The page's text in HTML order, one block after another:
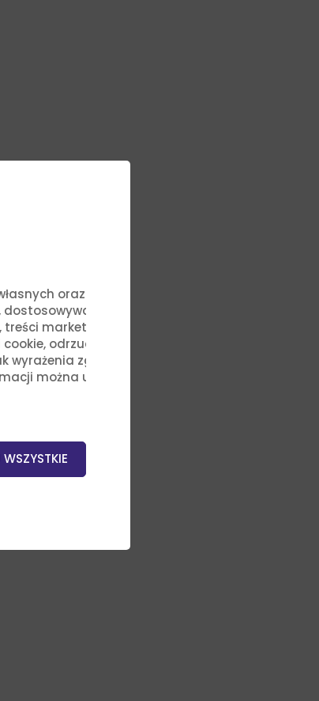
oraz stron
treści
marketingowe i
odrzucić je lub
wyrażenia zgody na
można uzyskać,